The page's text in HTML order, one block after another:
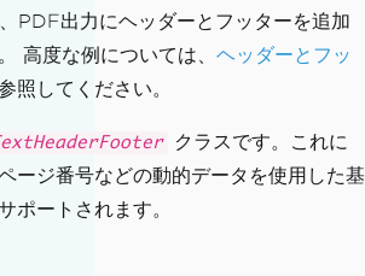
PDF出力にヘッダーとフッターを追加
高度な例については、 ヘッダーとフッ
照してください。
クラスです。これに
ージ番号などの動的データを使用した基
ポートされます。